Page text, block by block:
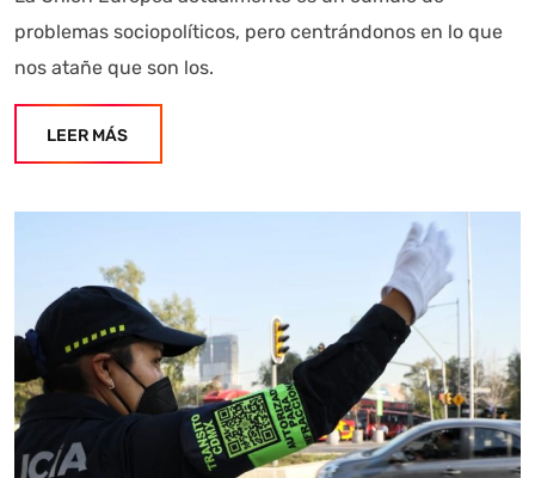
problemas sociopolíticos, pero centrándonos en lo que
nos atañe que son los.
LEER MÁS
Autoanalítica IA Agente Inteligente
Estoy aquí para encontrar lo que necesitas. ¿Qué estás
buscando? "Este asistente con IA (OpenAI) ofrece
información referencial que puede contener errores.
Asistente con IA en desarrollo. Autoanalítica optimiza
diariamente su exactitud."